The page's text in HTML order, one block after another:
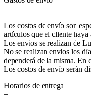
+
Los costos de envío son
artículos que el cliente haya
Los envíos se realizan de
No se realizan envíos los
dependerá de la misma. En
Los costos de envío serán
Horarios de entrega
+